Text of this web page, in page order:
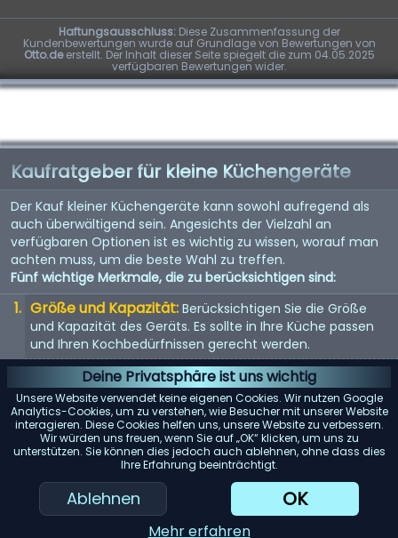
Deine Privatsphäre ist uns wichtig
Unsere Website verwendet keine eigenen Cookies. Wir nutzen Google
Analytics-Cookies, um zu verstehen, wie Besucher mit unserer Website
interagieren. Diese Cookies helfen uns, unsere Website zu verbessern.
Wir würden uns freuen, wenn Sie auf „OK“ klicken, um uns zu
unterstützen. Sie können dies jedoch auch ablehnen, ohne dass dies
Ihre Erfahrung beeinträchtigt.
Ablehnen OK
Mehr erfahren
Haftungsausschluss:Diese Zusammenfassung der
Kundenbewertungen wurde auf Grundlage von Bewertungen von
Otto.deerstellt. Der Inhalt dieser Seite spiegelt die zum 04.05.2025
verfügbaren Bewertungen wider.
Kaufratgeber für kleine Küchengeräte
Der Kauf kleiner Küchengeräte kann sowohl aufregend als
auch überwältigend sein. Angesichts der Vielzahl an
verfügbaren Optionen ist es wichtig zu wissen, worauf man
achten muss, um die beste Wahl zu treffen.
Fünf wichtige Merkmale, die zu berücksichtigen sind:
Größe und Kapazität: Berücksichtigen Sie die Größe
und Kapazität des Geräts. Es sollte in Ihre Küche passen
und Ihren Kochbedürfnissen gerecht werden.
Energieeffizienz: Energieeffiziente Geräte sparen nicht
nur Geld bei der Stromrechnung, sondern sind auch
umweltfreundlich.
Benutzerfreundlichkeit: Suchen Sie nach Geräten mit
benutzerfreundlichen Bedienelementen und Funktionen.
Sie sollten einfach zu bedienen und zu reinigen sein.